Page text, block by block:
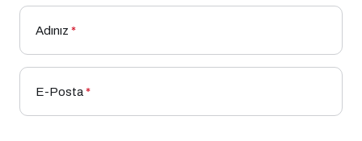
Adınız *
E-Posta*